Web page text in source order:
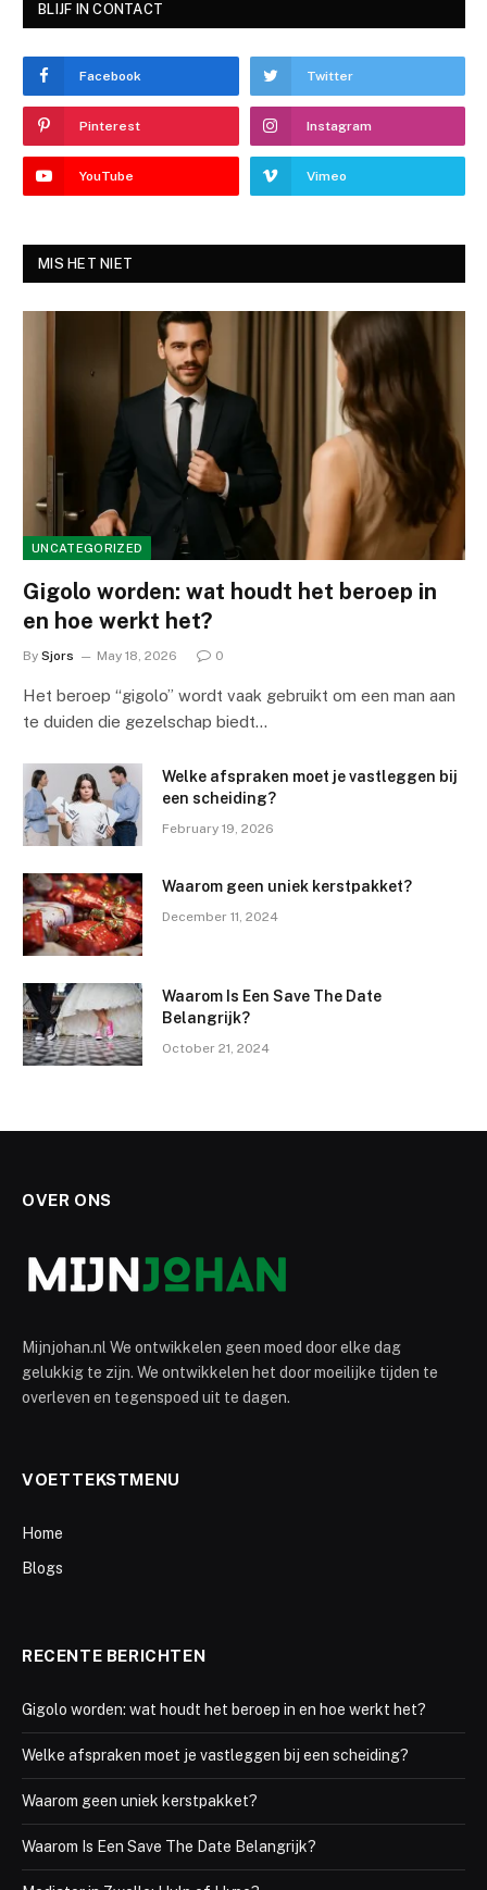
BLIJF IN CONTACT
Facebook Twitter
Pinterest Instagram
YouTube Vimeo
MIS HET NIET
UNCATEGORIZED
Gigolo worden: wat houdt het beroep in
en hoe werkt het?
By Sjors May 18, 2026 0
Het beroep “gigolo” wordt vaak gebruikt om een man aan
te duiden die gezelschap biedt…
Welke afspraken moet je vastleggen bij
een scheiding?
February 19, 2026
Waarom geen uniek kerstpakket?
December 11, 2024
Waarom Is Een Save The Date
Belangrijk?
October 21, 2024
OVER ONS
Mijnjohan.nl We ontwikkelen geen moed door elke dag
gelukkig te zijn. We ontwikkelen het door moeilijke tijden te
overleven en tegenspoed uit te dagen.
VOETTEKSTMENU
Home
Blogs
RECENTE BERICHTEN
Gigolo worden: wat houdt het beroep in en hoe werkt het?
Welke afspraken moet je vastleggen bij een scheiding?
Waarom geen uniek kerstpakket?
Waarom Is Een Save The Date Belangrijk?